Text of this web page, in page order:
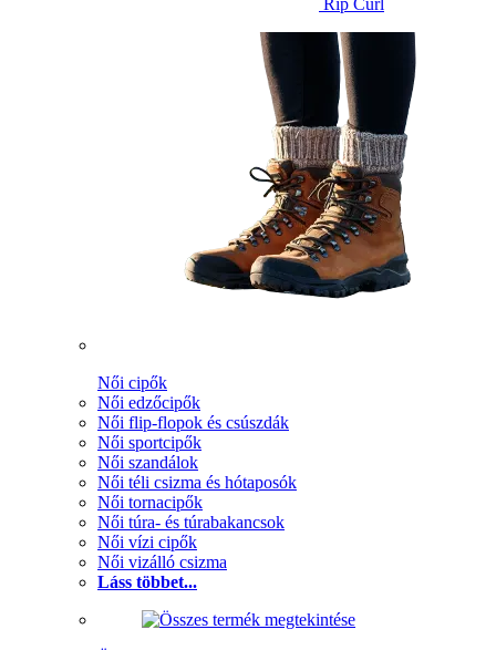
Rip Curl
Női cipők
Női edzőcipők
Női flip-flopok és csúszdák
Női sportcipők
Női szandálok
Női téli csizma és hótaposók
Női tornacipők
Női túra- és túrabakancsok
Női vízi cipők
Női vizálló csizma
Láss többet...